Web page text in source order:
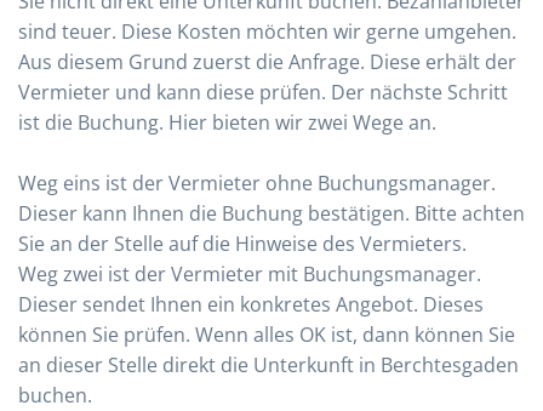
sind teuer. Diese Kosten möchten wir gerne umgehen.
Aus diesem Grund zuerst die Anfrage. Diese erhält der
Vermieter und kann diese prüfen. Der nächste Schritt
ist die Buchung. Hier bieten wir zwei Wege an.
Weg eins ist der Vermieter ohne Buchungsmanager.
Dieser kann Ihnen die Buchung bestätigen. Bitte achten
Sie an der Stelle auf die Hinweise des Vermieters.
Weg zwei ist der Vermieter mit Buchungsmanager.
Dieser sendet Ihnen ein konkretes Angebot. Dieses
können Sie prüfen. Wenn alles OK ist, dann können Sie
an dieser Stelle direkt die Unterkunft in Berchtesgaden
buchen.